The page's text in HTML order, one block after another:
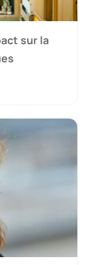
sur la